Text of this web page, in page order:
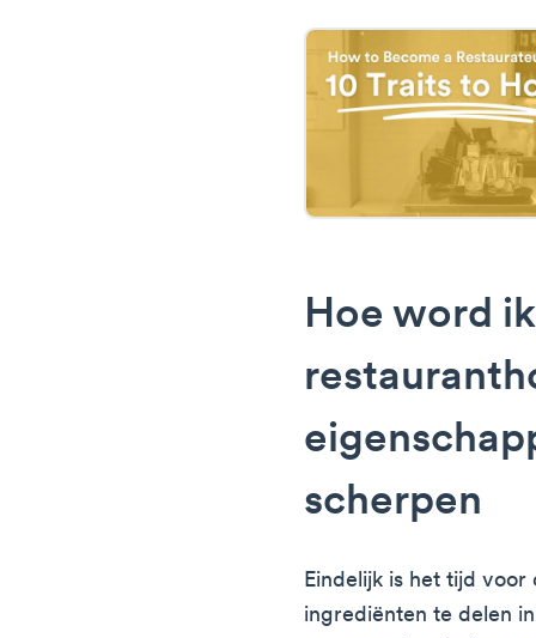
Hoe word
scherpen
Eindelijk is het tijd voor
ingrediënten te delen